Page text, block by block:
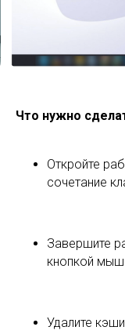
Что нужно
Откройте
сочетание
Завершите
кнопкой
Удалите